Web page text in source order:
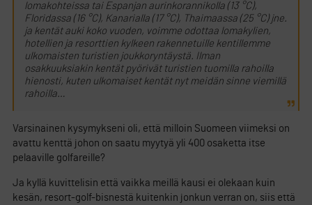
lomakohteissa tai Espanjan aurinkorannikolla (13 °C),
Floridassa (16 °C), Kanarialla (17 °C), Thaimaassa (25 °C) jne.
ja kentät auki koko vuoden, voimme odottaa lomakylien,
hotellien ja resorttien kylkeen rakennetuille kentillemme
ulkomaisten turistien joukkoryntäystä. Ilman
osakkuuksiakin kentät pyörivät turistien tuomilla rahoilla
hienosti, kuten ulkomaiset kentät nyt meidän sinne viemillä
rahoilla…
Varsinainen kysymykseni oli, että milloin Suomeen viimeksi on
avattu kenttä johon on saatu myytyä yli 400 osaketta itse
pelaaville golfareille?
Ja kyllä kuvittelisin että vaikka meillä kausi ei olekaan kuin
kesän, resort-golf-bisnestä kuitenkin jonkun verran on, siis että